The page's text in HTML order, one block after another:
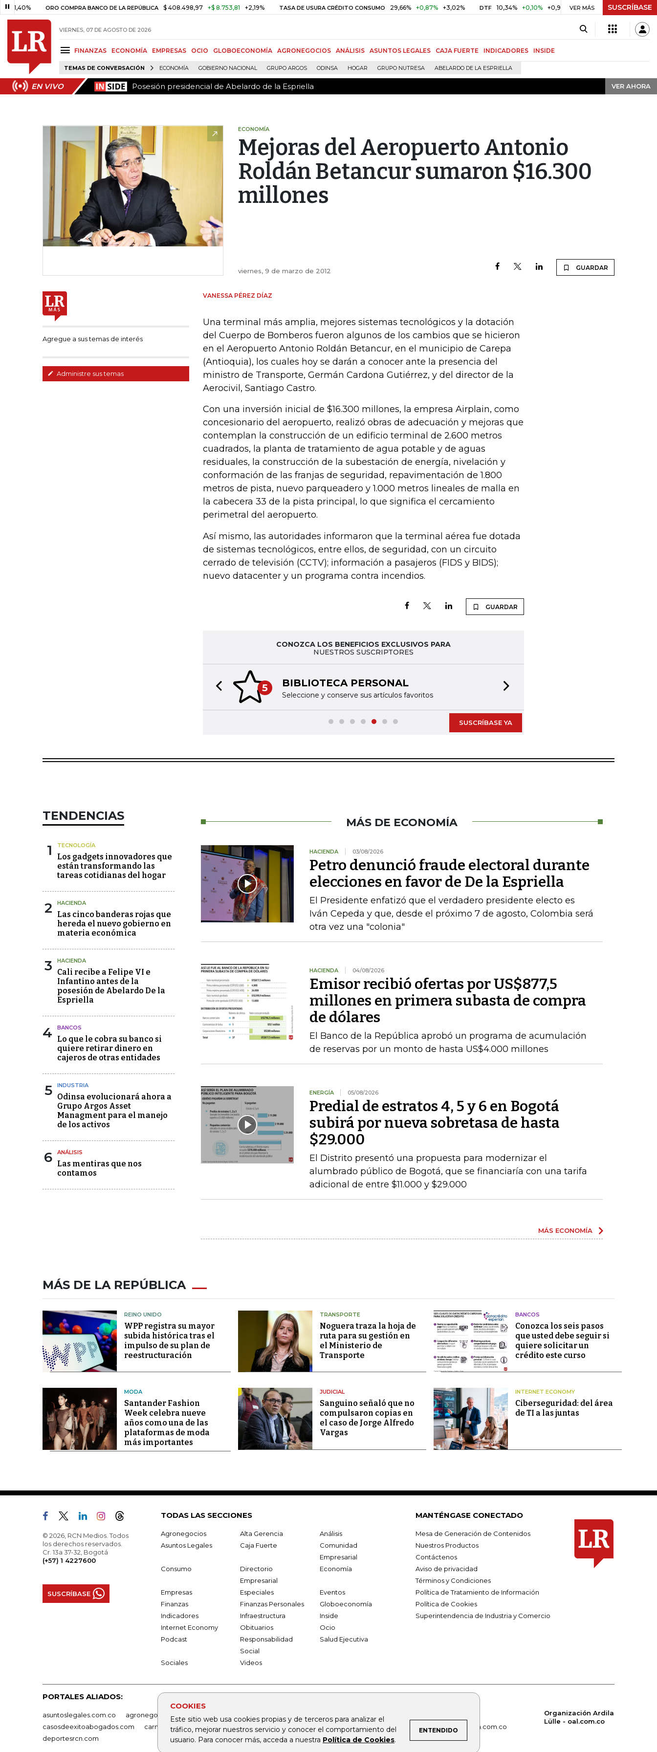
ORO COMPRA BANCO DE LA REPÚBLICA $ 408.498,97 +$ 8.753,81 +2,19% TASA DE USURA CRÉDITO CONSUMO 29,66% +0,87% +3,02% DTF 10,34% +0,10% +0,98% UVR $ 416,91 +$ 0,05 +0,01%
VER MÁS SUSCRÍBASE
VIERNES, 07 DE AGOSTO DE 2026
FINANZAS ECONOMÍA EMPRESAS OCIO GLOBOECONOMÍA AGRONEGOCIOS ANÁLISIS ASUNTOS LEGALES CAJA FUERTE INDICADORES INSIDE
TEMAS DE CONVERSACIÓN ECONOMÍA GOBIERNO NACIONAL GRUPO ARGOS ODINSA HOGAR GRUPO NUTRESA ABELARDO DE LA ESPRIELLA
EN VIVO Posesión presidencial de Abelardo de la Espriella VER AHORA
EN VIVO Posesión presidencial de Abelardo de la Espriella VER AHORA
COOKIES
Este sitio web usa cookies propias y de terceros para analizar el
tráfico, mejorar nuestros servicio y conocer el comportamiento del
usuario. Para conocer más, acceda a nuestra Política de Cookies.
ENTENDIDO
ECONOMÍA
Mejoras del Aeropuerto Antonio
Roldán Betancur sumaron $16.300
millones
viernes, 9 de marzo de 2012 GUARDAR
Agregue a sus temas de interés
Administre sus temas
VANESSA PÉREZ DÍAZ
Una terminal más amplia, mejores sistemas tecnológicos y la dotación
del Cuerpo de Bomberos fueron algunos de los cambios que se hicieron
en el Aeropuerto Antonio Roldán Betancur, en el municipio de Carepa
(Antioquia), los cuales hoy se darán a conocer ante la presencia del
ministro de Transporte, Germán Cardona Gutiérrez, y del director de la
Aerocivil, Santiago Castro.
Con una inversión inicial de $16.300 millones, la empresa Airplain, como
concesionario del aeropuerto, realizó obras de adecuación y mejoras que
contemplan la construcción de un edificio terminal de 2.600 metros
cuadrados, la planta de tratamiento de agua potable y de aguas
residuales, la construcción de la subestación de energía, nivelación y
conformación de las franjas de seguridad, repavimentación de 1.800
metros de pista, nuevo parqueadero y 1.000 metros lineales de malla en
la cabecera 33 de la pista principal, lo que significa el cercamiento
perimetral del aeropuerto.
Así mismo, las autoridades informaron que la terminal aérea fue dotada
de sistemas tecnológicos, entre ellos, de seguridad, con un circuito
cerrado de televisión (CCTV); información a pasajeros (FIDS y BIDS);
nuevo datacenter y un programa contra incendios.
GUARDAR
CONOZCA LOS BENEFICIOS EXCLUSIVOS PARA
NUESTROS SUSCRIPTORES
5 BIBLIOTECA PERSONAL
Seleccione y conserve sus artículos favoritos
Previous slide
SUSCRÍBASE YA
TENDENCIAS
1 TECNOLOGÍA
Los gadgets innovadores que
están transformando las
tareas cotidianas del hogar
2 HACIENDA
Las cinco banderas rojas que
hereda el nuevo gobierno en
materia económica
3 HACIENDA
Cali recibe a Felipe VI e
Infantino antes de la
posesión de Abelardo De la
Espriella
4 BANCOS
Lo que le cobra su banco si
quiere retirar dinero en
cajeros de otras entidades
5 INDUSTRIA
Odinsa evolucionará ahora a
Grupo Argos Asset
Managment para el manejo
de los activos
6 ANÁLISIS
Las mentiras que nos
contamos
MÁS DE ECONOMÍA
HACIENDA 03/08/2026
Petro denunció fraude electoral durante
elecciones en favor de De la Espriella
El Presidente enfatizó que el verdadero presidente electo es
Iván Cepeda y que, desde el próximo 7 de agosto, Colombia será
otra vez una "colonia"
HACIENDA 04/08/2026
Emisor recibió ofertas por US$877,5
millones en primera subasta de compra
de dólares
El Banco de la República aprobó un programa de acumulación
de reservas por un monto de hasta US$4.000 millones
ENERGÍA 05/08/2026
Predial de estratos 4, 5 y 6 en Bogotá
subirá por nueva sobretasa de hasta
$29.000
El Distrito presentó una propuesta para modernizar el
alumbrado público de Bogotá, que se financiaría con una tarifa
adicional de entre $11.000 y $29.000
MÁS ECONOMÍA
MÁS DE LA REPÚBLICA
REINO UNIDO
WPP registra su mayor
subida histórica tras el
impulso de su plan de
reestructuración
TRANSPORTE
Noguera traza la hoja de
ruta para su gestión en
el Ministerio de
Transporte
BANCOS
Conozca los seis pasos
que usted debe seguir si
quiere solicitar un
crédito este curso
MODA
Santander Fashion
Week celebra nueve
años como una de las
plataformas de moda
más importantes
JUDICIAL
Sanguino señaló que no
compulsaron copias en
el caso de Jorge Alfredo
Vargas
INTERNET ECONOMY
Ciberseguridad: del área
de TI a las juntas
© 2026, RCN Medios. Todos
los derechos reservados.
Cr. 13a 37-32, Bogotá
(+57) 1 4227600
SUSCRÍBASE
TODAS LAS SECCIONES
Agronegocios Alta Gerencia
Análisis
Asuntos Legales
Caja Fuerte
Comunidad
Empresarial
Consumo
Directorio
Empresarial
Economía
Empresas Especiales
Eventos
Finanzas
Finanzas Personales
Globoeconomía
Indicadores
Infraestructura
Inside
Internet Economy
Obituarios
Ocio
Podcast
Responsabilidad
Social
Salud Ejecutiva
Sociales Videos
MANTÉNGASE CONECTADO
Mesa de Generación de Contenidos
Nuestros Productos
Contáctenos
Aviso de privacidad
Términos y Condiciones
Política de Tratamiento de Información
Política de Cookies
Superintendencia de Industria y Comercio
PORTALES ALIADOS:
asuntoslegales.com.co agronegocios.co empresas.larepublica.co firmasdeabogados.com
bolsaencolombia.com
casosdeexitoabogados.com
carnavalindustriacultural.com canalrcn.com rcnradio.com noticiasrcn.com lafm.com.co
alerta.com.co
deportesrcn.com
Organización Ardila
Lülle - oal.com.co